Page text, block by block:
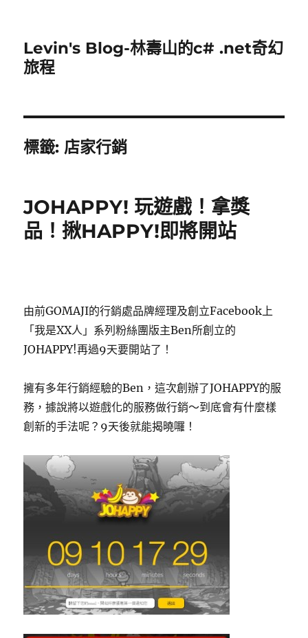
Levin's Blog-林壽山的c# .net奇幻
旅程
標籤: 店家行銷
JOHAPPY! 玩遊戲！拿獎
品！揪HAPPY!即將開站
由前GOMAJI的行銷處品牌經理及創立Facebook上
「我是XX人」系列粉絲團版主Ben所創立的
JOHAPPY!再過9天要開站了！
擁有多年行銷經驗的Ben，這次創辦了JOHAPPY的服
務，據說將以遊戲化的服務做行銷～到底會有什麼樣
創新的手法呢？9天後就能揭曉囉！